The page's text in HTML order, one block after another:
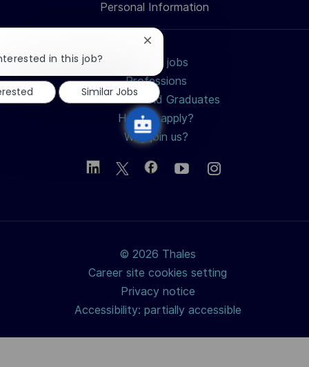
Personal Information
Search jobs
Professions
Students and Graduates
How to apply?
Why join us?
© 2026 Thales
Career site cookies setting
Privacy notice
Accessibility: partially accessible
in this job?
Close
chatbot
notification
Similar Jobs